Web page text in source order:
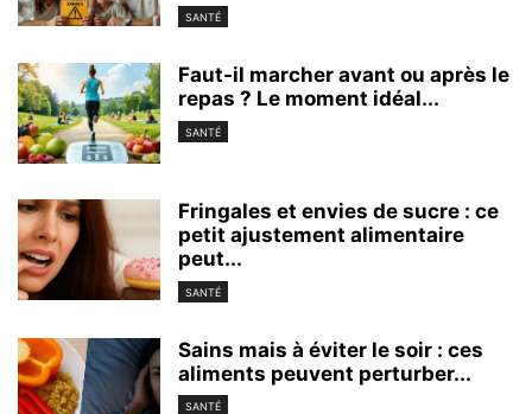
SANTÉ
Faut-il marcher avant ou après le
repas ? Le moment idéal...
SANTÉ
Fringales et envies de sucre : ce
petit ajustement alimentaire
peut...
SANTÉ
Sains mais à éviter le soir : ces
aliments peuvent perturber...
SANTÉ